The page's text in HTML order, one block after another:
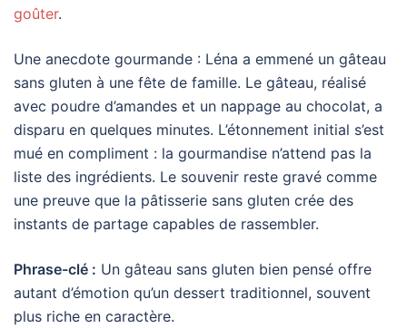
goûter.
Une anecdote gourmande : Léna a emmené un gâteau
sans gluten à une fête de famille. Le gâteau, réalisé
avec poudre d’amandes et un nappage au chocolat, a
disparu en quelques minutes. L’étonnement initial s’est
mué en compliment : la gourmandise n’attend pas la
liste des ingrédients. Le souvenir reste gravé comme
une preuve que la pâtisserie sans gluten crée des
instants de partage capables de rassembler.
Phrase-clé : Un gâteau sans gluten bien pensé offre
autant d’émotion qu’un dessert traditionnel, souvent
plus riche en caractère.